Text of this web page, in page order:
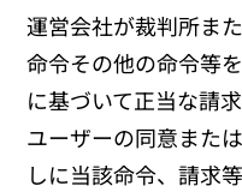
運営会社が裁判所ま
命令その他の命令等
に基づいて正当な請
ユーザーの同意また
しに当該命令、請求